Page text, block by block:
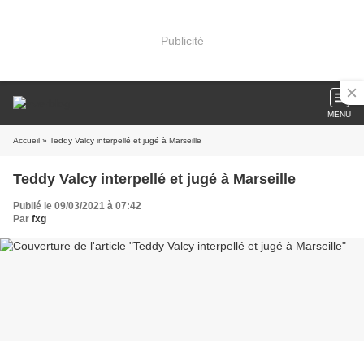
Publicité
MENU
Accueil » Teddy Valcy interpellé et jugé à Marseille
Teddy Valcy interpellé et jugé à Marseille
Publié le 09/03/2021 à 07:42
Par fxg